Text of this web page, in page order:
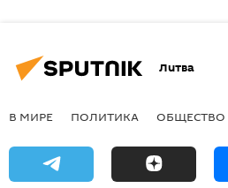
Литва
В МИРЕ ПОЛИТИКА ОБЩЕСТВО